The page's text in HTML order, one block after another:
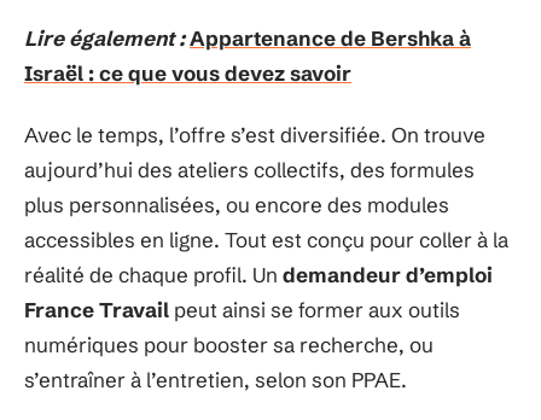
Lire également :Appartenance de Bershka à
Israël : ce que vous devez savoir
Avec le temps, l’offre s’est diversifiée. On trouve
aujourd’hui des ateliers collectifs, des formules
plus personnalisées, ou encore des modules
accessibles en ligne. Tout est conçu pour coller à la
réalité de chaque profil. Un demandeur d’emploi
France Travail peut ainsi se former aux outils
numériques pour booster sa recherche, ou
s’entraîner à l’entretien, selon son PPAE.